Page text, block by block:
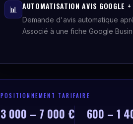
📊 AUTOMATISATION AVIS GOOGLE
Demande d'avis automatique
Associé à une fiche Google
POSITIONNEMENT TARIFAIRE
3 000 – 7 000 € 600 – 1